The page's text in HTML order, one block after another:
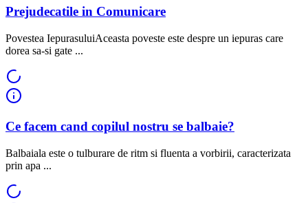
Prejudecatile in Comunicare
Povestea IepurasuluiAceasta poveste este despre un iepuras care
dorea sa-si gate ...
Ce facem cand copilul nostru se balbaie?
Balbaiala este o tulburare de ritm si fluenta a vorbirii, caracterizata
prin apa ...